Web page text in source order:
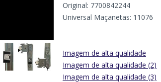
Original: 7700842244
Universal Maçanetas: 11076
Imagem de alta qualidade
Imagem de alta qualidade (2)
Imagem de alta qualidade (3)